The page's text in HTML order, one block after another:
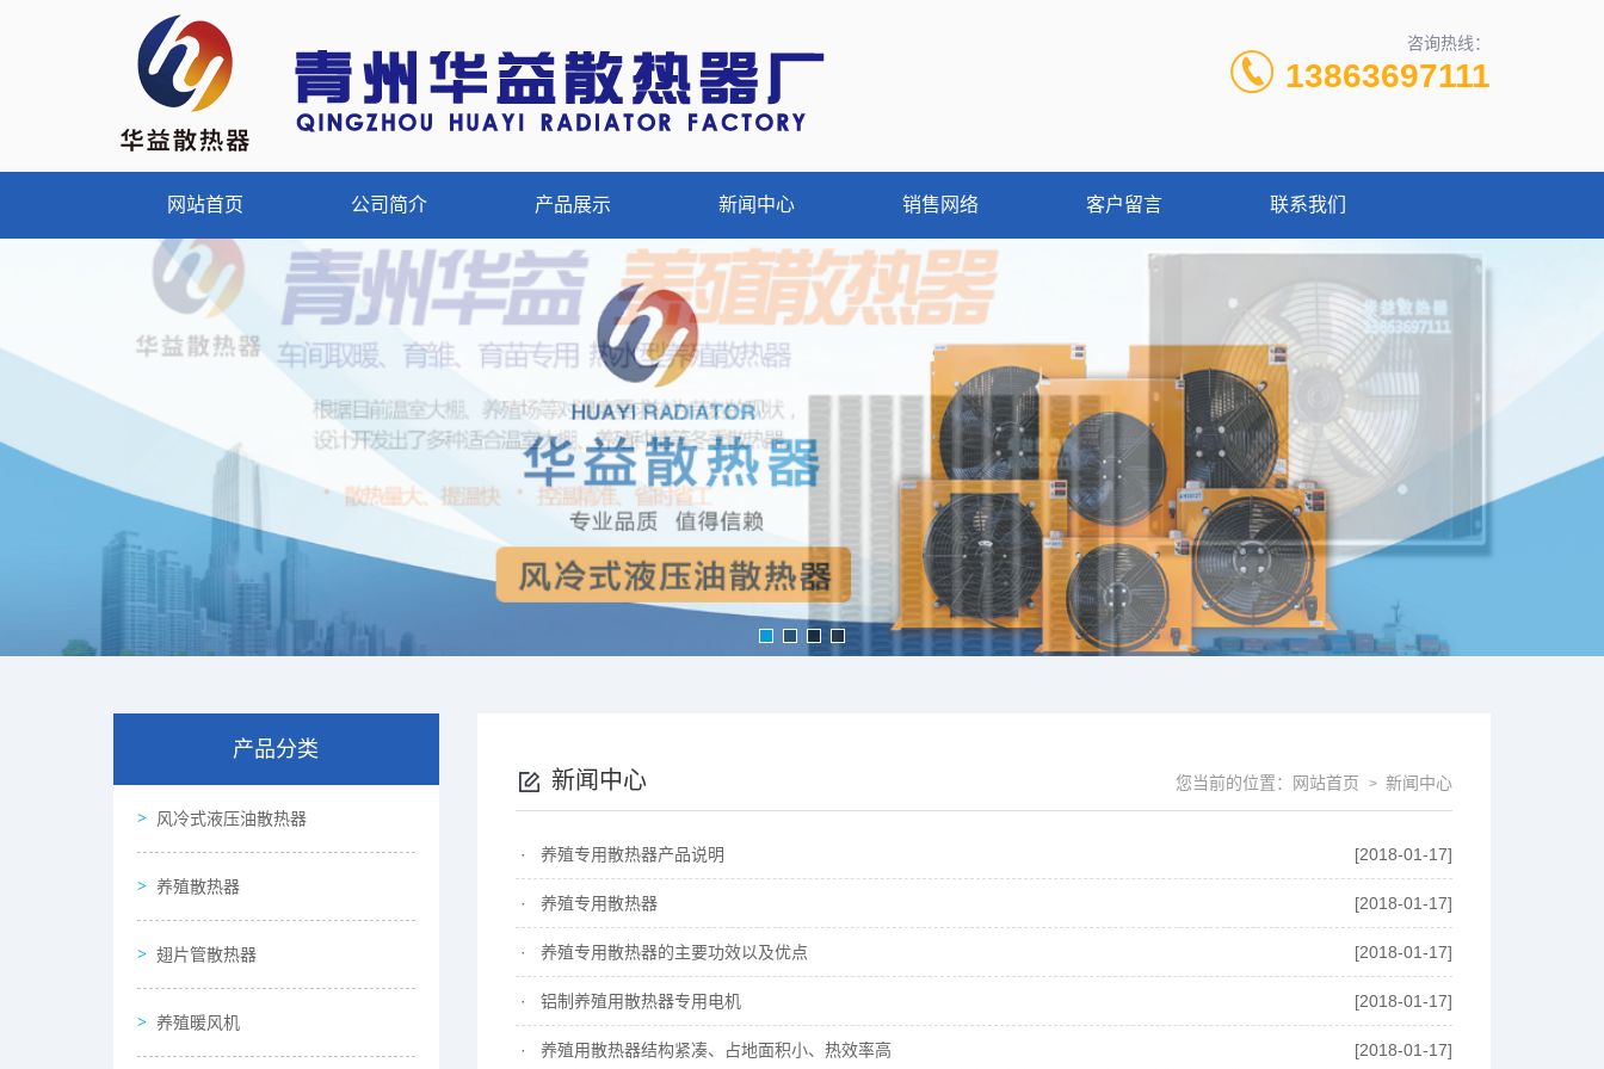
咨询热线：
13863697111
网站首页 公司简介 产品展示 新闻中心 销售网络 客户留言 联系我们
产品分类
风冷式液压油散热器
养殖散热器
翅片管散热器
养殖暖风机
新闻中心 您当前的位置： 网站首页 > 新闻中心
· 养殖专用散热器产品说明 [2018-01-17]
· 养殖专用散热器 [2018-01-17]
· 养殖专用散热器的主要功效以及优点 [2018-01-17]
· 铝制养殖用散热器专用电机 [2018-01-17]
· 养殖用散热器结构紧凑、占地面积小、热效率高 [2018-01-17]